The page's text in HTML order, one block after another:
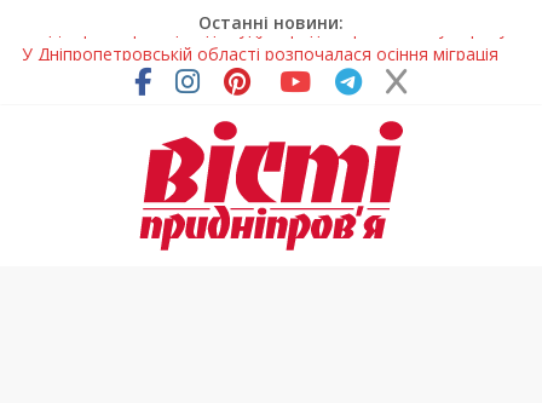
Останні новини:
У Дніпропетровській області розпочалася осіння міграція
На Дніпропетровщині вводять сезонну заборону на вилов
Петриківський розпис у всій красі: нова виставка відкрилася
на Дніпропетровщині
У Дніпрі на три місяці можуть обмежити рух на Вокзальній